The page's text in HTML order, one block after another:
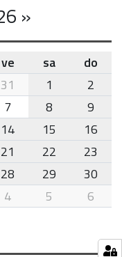
»
ve sa
do
31 1
2
7 8
9
14 15
16
21 22
23
28 29
30
4 5 6